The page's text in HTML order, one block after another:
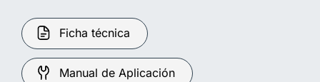
Ficha técnica
Manual de Aplicación